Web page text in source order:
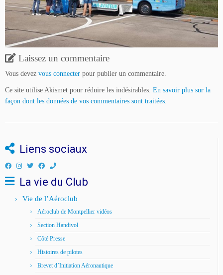
Laissez un commentaire
Vous devez vous connecter pour publier un commentaire.
Ce site utilise Akismet pour réduire les indésirables. En savoir plus sur la
façon dont les données de vos commentaires sont traitées.
Liens sociaux
La vie du Club
Vie de l’Aéroclub
Aéroclub de Montpellier vidéos
Section Handivol
Côté Presse
Histoires de pilotes
Brevet d’Initiation Aéronautique